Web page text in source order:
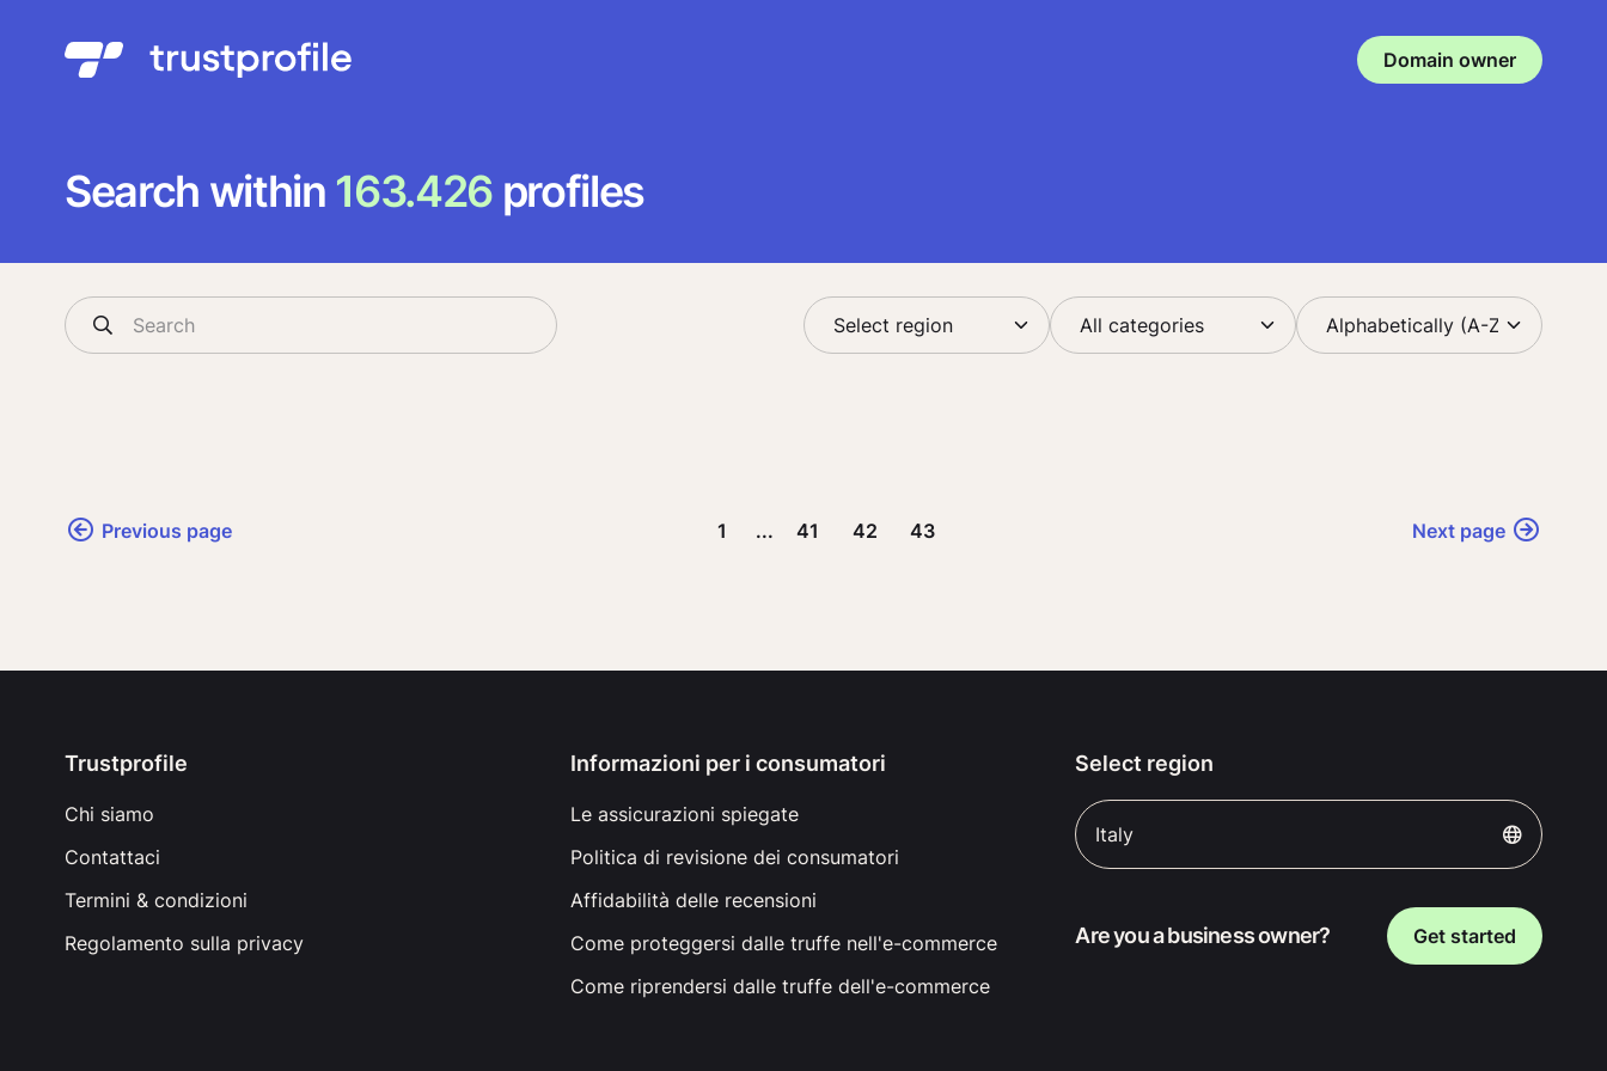
Domain owner
Search within 163.426 profiles
Previous page 1 ... 41 42 43 Next page
Trustprofile
Chi siamo
Contattaci
Termini & condizioni
Regolamento sulla privacy
Informazioni per i consumatori
Le assicurazioni spiegate
Politica di revisione dei consumatori
Affidabilità delle recensioni
Come proteggersi dalle truffe nell'e-commerce
Come riprendersi dalle truffe dell'e-commerce
Select region
Italy
Are you a business owner? Get started